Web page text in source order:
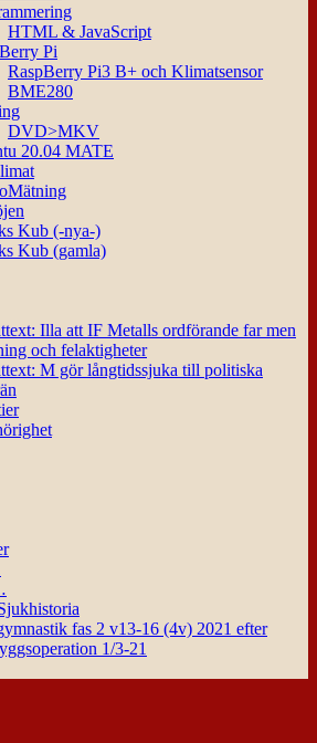
HTML & JavaScript
Pi
RaspBerry Pi3 B+ och Klimatsensor
BME280
DVD>MKV
20.04 MATE
Kub (-nya-)
Kub (gamla)
Illa att IF Metalls ordförande far men
och felaktigheter
M gör långtidssjuka till politiska
fas 2 v13-16 (4v) 2021 efter
1/3-21